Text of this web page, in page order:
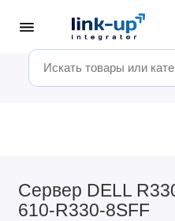
Сервер DELL
610-R330-8SFF